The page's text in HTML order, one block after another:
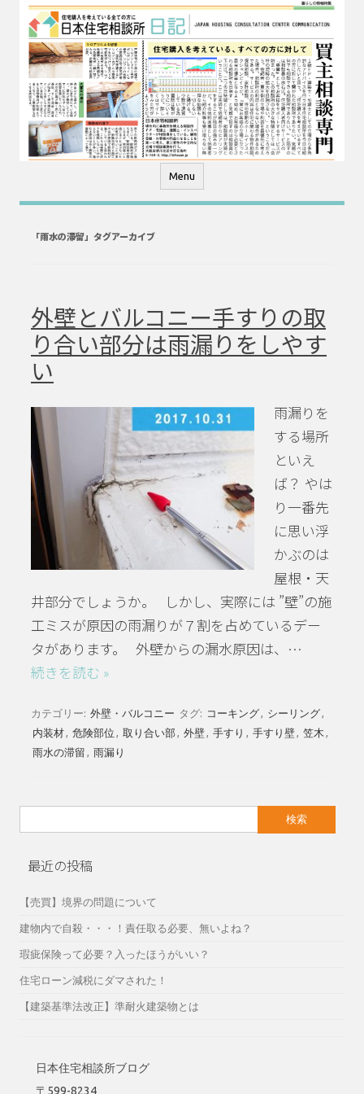
コ
テ
ン
ツ
へ
ス
キ
ッ
プ
Menu
「雨水の滞留」タグアーカイブ
外壁とバルコニー手すりの取
り合い部分は雨漏りをしやす
い
雨漏りを
する場所
といえ
ば？ やは
り一番先
に思い浮
かぶのは
屋根・天
井部分でしょうか。 しかし、実際には ”壁”の施
工ミスが原因の雨漏りが７割を占めているデー
タがあります。 外壁からの漏水原因は、…
続きを読む »
カテゴリー: 外壁・バルコニー タグ: コーキング, シーリング,
内装材, 危険部位 , 取り合い部, 外壁, 手すり , 手すり壁, 笠木 ,
雨水の滞留 , 雨漏り
索:
最近の投稿
【売買】境界の問題について
建物内で自殺・・・！責任取る必要、無いよね？
瑕疵保険って必要？入ったほうがいい？
住宅ローン減税にダマされた！
【建築基準法改正】準耐火建築物とは
日本住宅相談所ブログ
〒599-8234